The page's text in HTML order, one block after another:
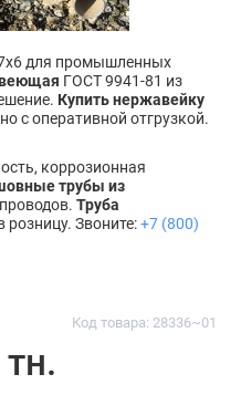
Код товара: 28336~01
для промышленных
ГОСТ 9941-81 из
Купить нержавейку
с оперативной отгрузкой.
коррозионная
трубы из
Труба
розницу. Звоните:+7 (800)